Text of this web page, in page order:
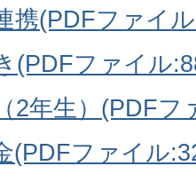
携(PDFファイ
(PDFファイル
2年生）(PDFフ
(PDFファイル